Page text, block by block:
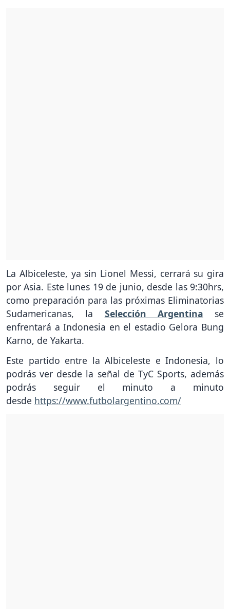
La Albiceleste, ya sin Lionel Messi, cerrará su gira
por Asia. Este lunes 19 de junio, desde las 9:30hrs,
como preparación para las próximas Eliminatorias
Sudamericanas, la Selección Argentina se
enfrentará a Indonesia en el estadio Gelora Bung
Karno, de Yakarta.
Este partido entre la Albiceleste e Indonesia, lo
podrás ver desde la señal de TyC Sports, además
podrás seguir el minuto a minuto
desde https://www.futbolargentino.com/